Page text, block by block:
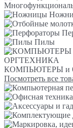
Пилы
ОРГТЕХНИКА
КОМПЬЮТЕРЫ и
Посмотреть все